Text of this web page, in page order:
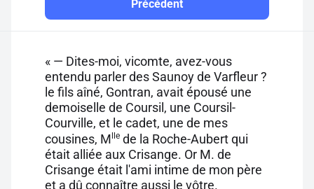
Précédent
« — Dites-moi, vicomte, avez-vous
entendu parler des Saunoy de Varfleur ?
le fils aîné, Gontran, avait épousé une
demoiselle de Coursil, une Coursil-
Courville, et le cadet, une de mes
cousines, M lle de la Roche-Aubert qui
était alliée aux Crisange. Or M. de
Crisange était l'ami intime de mon père
et a dû connaître aussi le vôtre.